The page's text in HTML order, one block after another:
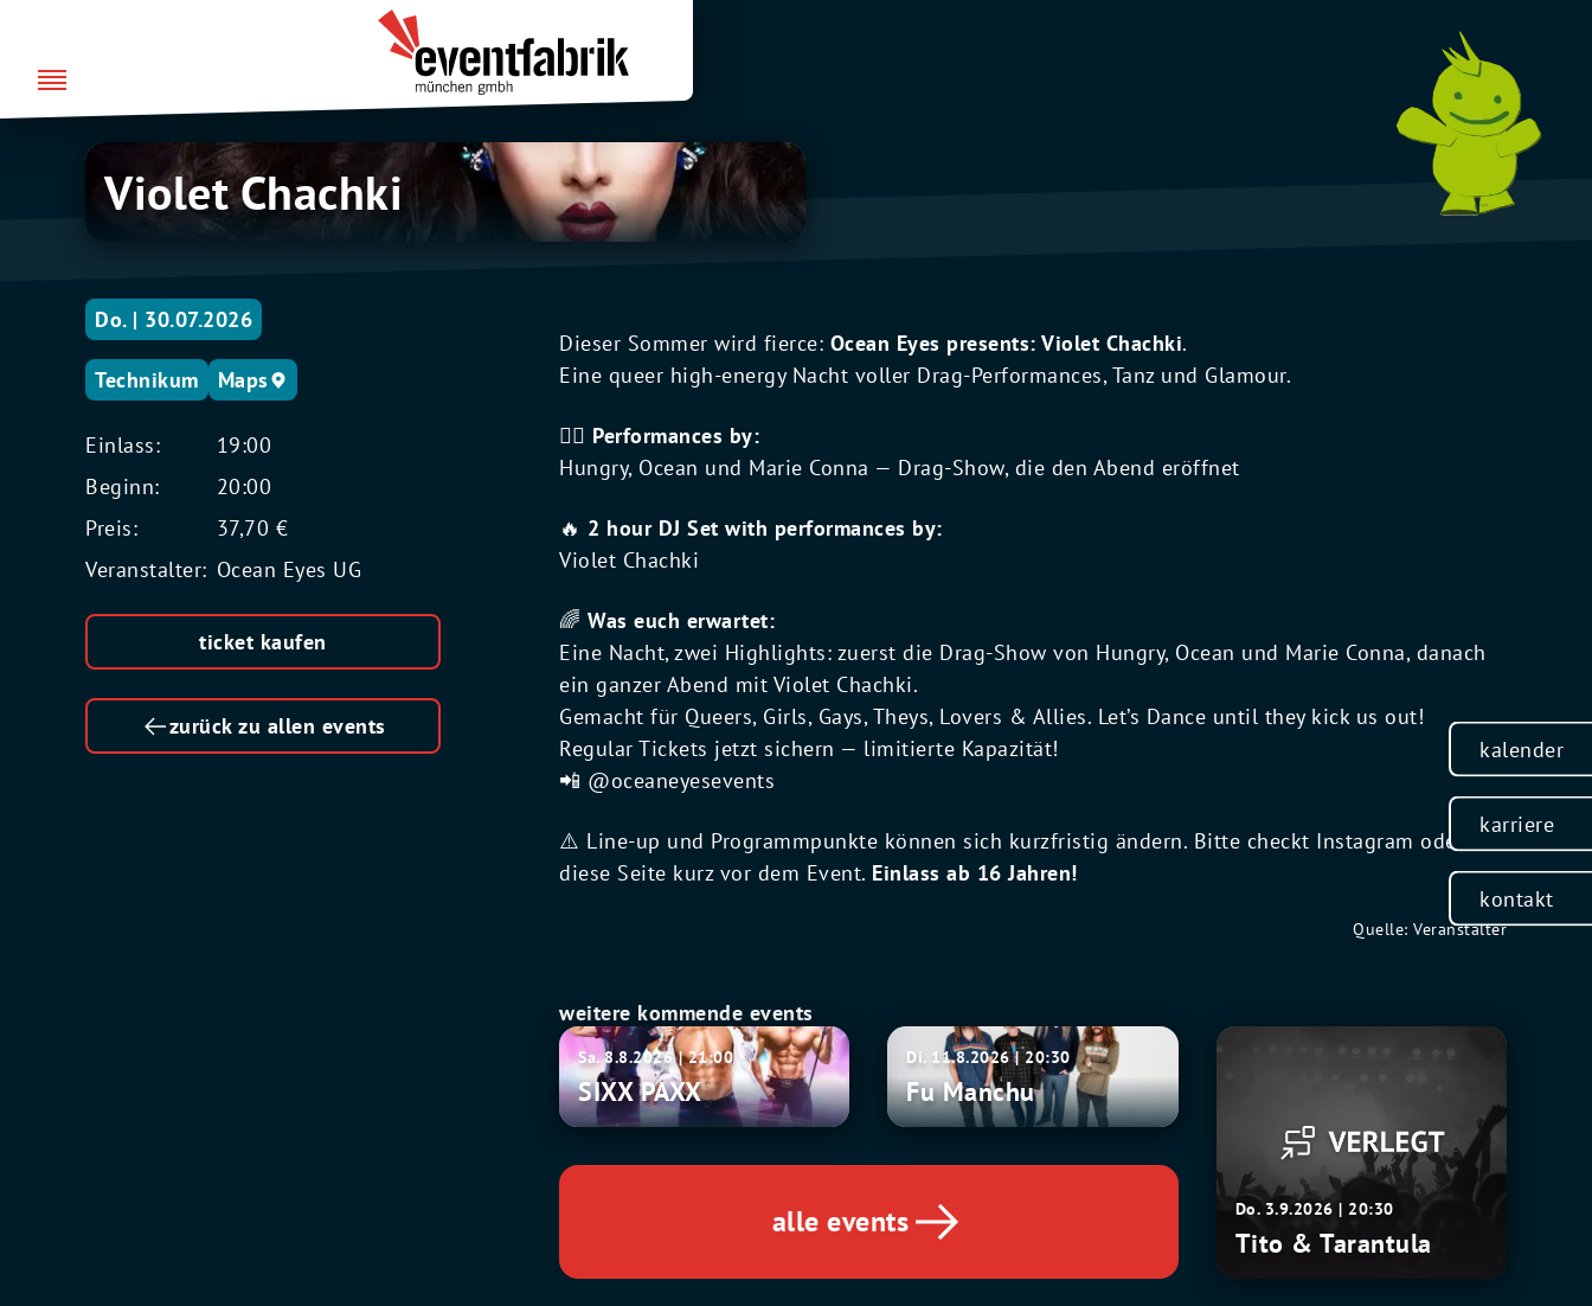
springen
kalender
karriere
kontakt
Violet
Chachki
Violet Chachki
Dieser Sommer wird fierce: Ocean Eyes presents: Violet Chachki.
Eine queer high-energy Nacht voller Drag-Performances, Tanz und Glamour.
👯‍♀️ Performances by:
Hungry, Ocean und Marie Conna — Drag-Show, die den Abend eröffnet
🔥 2 hour DJ Set with performances by:
Violet Chachki
🌈 Was euch erwartet:
Eine Nacht, zwei Highlights: zuerst die Drag-Show von Hungry, Ocean und Marie Conna, danach
ein ganzer Abend mit Violet Chachki.
Gemacht für Queers, Girls, Gays, Theys, Lovers & Allies. Let’s Dance until they kick us out!
Regular Tickets jetzt sichern — limitierte Kapazität!
📲 @oceaneyesevents
⚠️ Line-up und Programmpunkte können sich kurzfristig ändern. Bitte checkt Instagram oder
diese Seite kurz vor dem Event. Einlass ab 16 Jahren!
Quelle: Veranstalter
weitere kommende events
SIXX
PAXX
Sa. 8.8.2026 | 21:00
SIXX PAXX
Fu
Manchu
Di. 11.8.2026 | 20:30
Fu Manchu
Tito
Do. 3.9.2026 | 20:30
Tito & Tarantula
alle events
Do. | 30.07.2026
Technikum Maps
Einlass:
19:00
Beginn:
20:00
Preis:
37,70 €
Veranstalter: Ocean Eyes UG
ticket kaufen
zurück zu allen events